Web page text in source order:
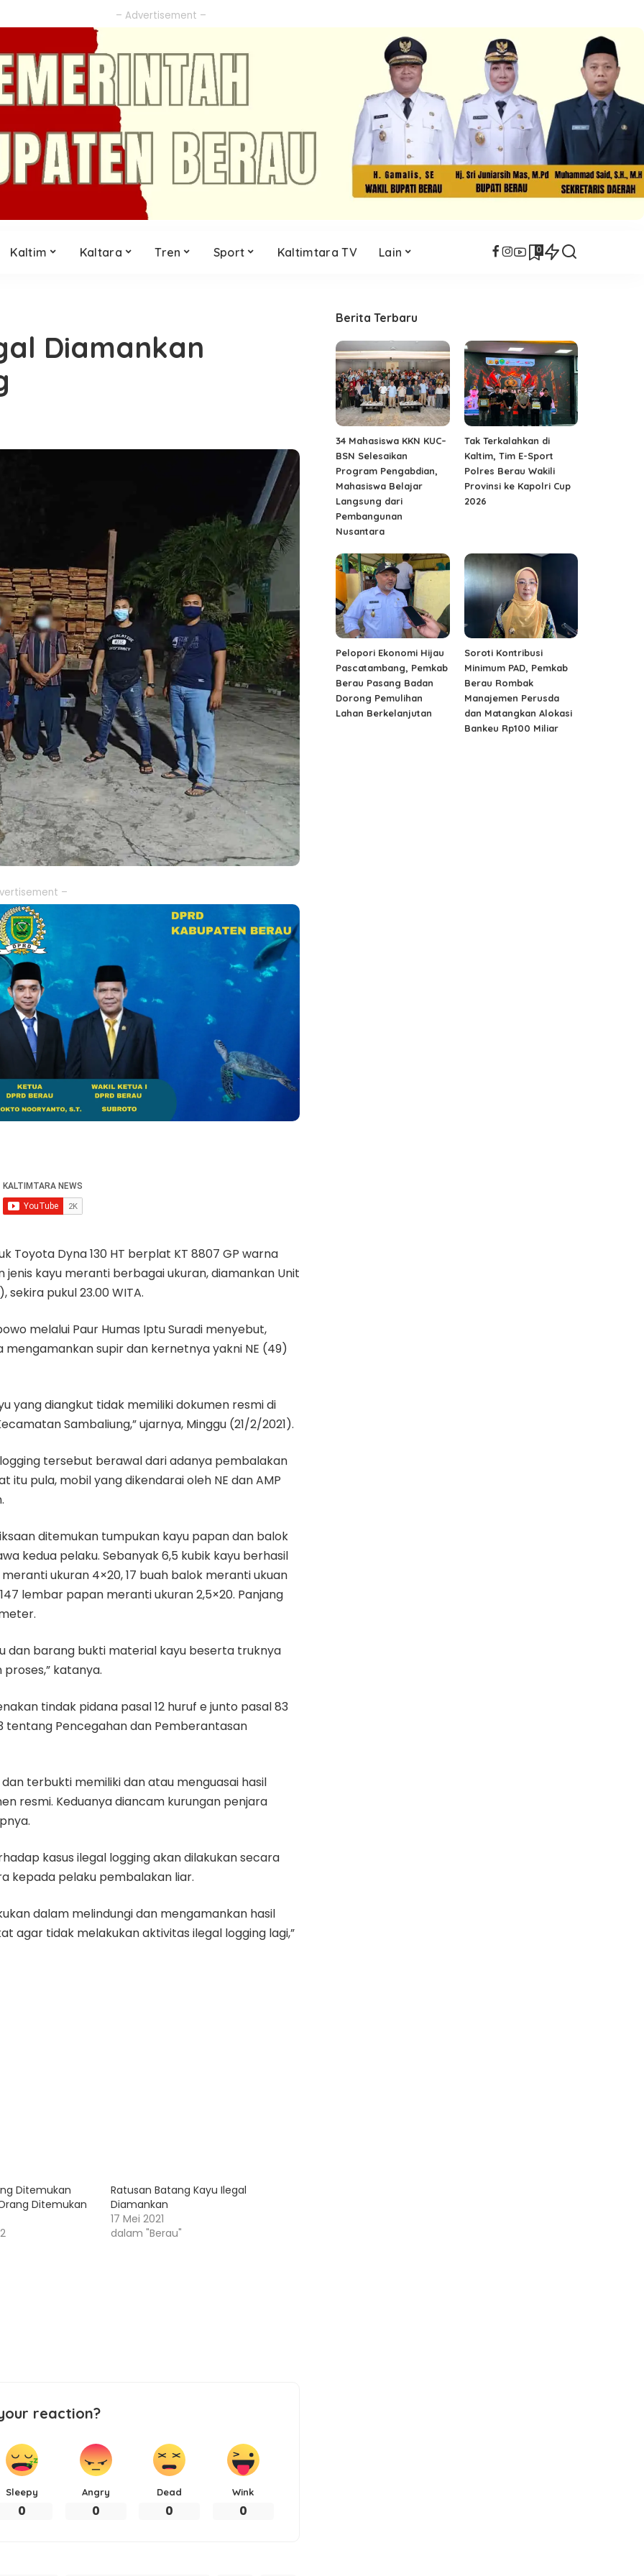
– Advertisement –
Kaltim Kaltara Tren Sport Kaltimtara TV Lain 0
Diamankan
–
Toyota Dyna 130 HT berplat KT 8807 GP warna
kayu meranti berbagai ukuran, diamankan Unit
sekira pukul 23.00 WITA.
melalui Paur Humas Iptu Suradi menyebut,
supir dan kernetnya yakni NE (49)
yang diangkut tidak memiliki dokumen resmi di
Sambaliung,” ujarnya, Minggu (21/2/2021).
tersebut berawal dari adanya pembalakan
itu pula, mobil yang dikendarai oleh NE dan AMP
ditemukan tumpukan kayu papan dan balok
kedua pelaku. Sebanyak 6,5 kubik kayu berhasil
ukuran 4×20, 17 buah balok meranti ukuan
lembar papan meranti ukuran 2,5×20. Panjang
dan barang bukti material kayu beserta truknya
katanya.
tindak pidana pasal 12 huruf e junto pasal 83
tentang Pencegahan dan Pemberantasan
terbukti memiliki dan atau menguasai hasil
resmi. Keduanya diancam kurungan penjara
kasus ilegal logging akan dilakukan secara
kepada pelaku pembalakan liar.
dalam melindungi dan mengamankan hasil
agar tidak melakukan aktivitas ilegal logging lagi,”
Ditemukan
Ditemukan
Ratusan Batang Kayu Ilegal
Diamankan
17 Mei 2021
dalam "Berau"
reaction?
Sleepy
0
Angry
0
Dead
0
Wink
0
Berita Terbaru
34 Mahasiswa KKN KUC–
BSN Selesaikan
Program Pengabdian,
Mahasiswa Belajar
Langsung dari
Pembangunan
Nusantara
Tak Terkalahkan di
Kaltim, Tim E-Sport
Polres Berau Wakili
Provinsi ke Kapolri Cup
2026
Pelopori Ekonomi Hijau
Pascatambang, Pemkab
Berau Pasang Badan
Dorong Pemulihan
Lahan Berkelanjutan
Soroti Kontribusi
Minimum PAD, Pemkab
Berau Rombak
Manajemen Perusda
dan Matangkan Alokasi
Bankeu Rp100 Miliar